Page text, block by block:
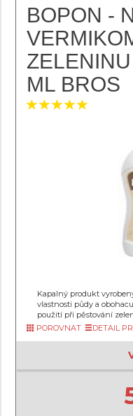
BOPON -
ML BROS
Kapalný produkt
vlastnosti půdy a
použití při pěstování
POROVNAT
DETAIL